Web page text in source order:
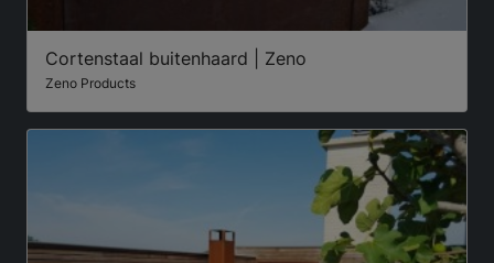
Cortenstaal buitenhaard | Zeno
Zeno Products